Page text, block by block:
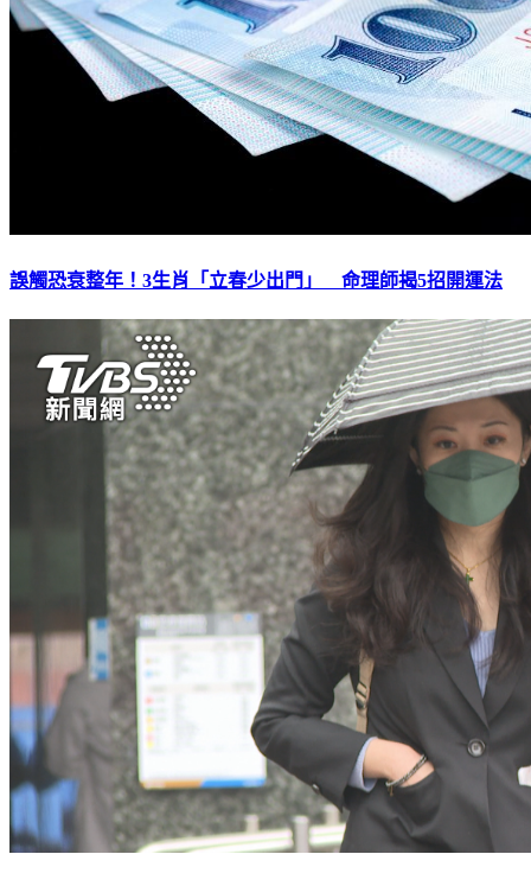
誤觸恐衰整年！3生肖「立春少出門」 命理師揭5招開運法